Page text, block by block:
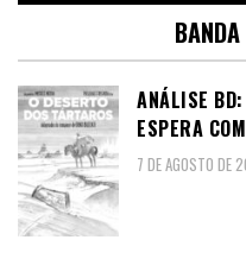
ANÁLISE
ESPERA
7 DE AGOSTO DE